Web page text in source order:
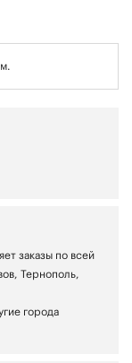
заказы по всей
Тернополь,
города